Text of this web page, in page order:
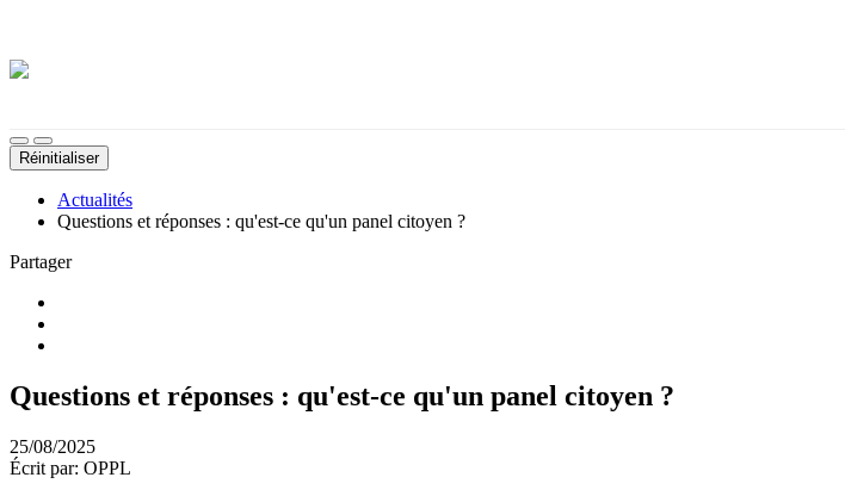
Réinitialiser
Actualités
Questions et réponses : qu'est-ce qu'un panel citoyen ?
Partager
Questions et réponses : qu'est-ce qu'un panel citoyen ?
25/08/2025
Écrit par: OPPL